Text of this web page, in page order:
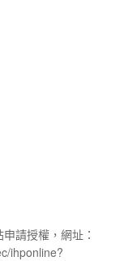
請授權，網址：
ihponline?